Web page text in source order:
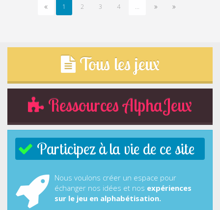
1 2 3 4 ...
Tous les jeux
Ressources AlphaJeux
Participez à la vie de ce site
Nous voulons créer un espace pour
échanger nos idées et nos expériences
sur le jeu en alphabétisation.